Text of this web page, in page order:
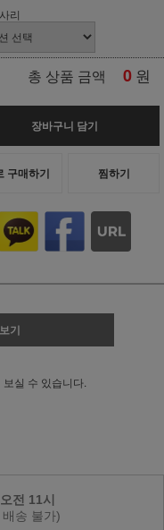
리
총 상품 금액 0 원
장바구니 담기
구매하기 찜하기
기
실 수 있습니다.
오전 11시
송 불가)